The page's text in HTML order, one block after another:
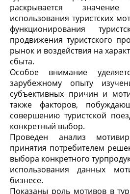
раскрывается
использования туристских
функционирования
продвижения туристского
рынок и воздействия на
сбыта.
Особое внимание
зарубежному опыту
субъективных причин и
также факторов,
совершению туристской
конкретный выбор.
Проведен анализ
принятия потребителем
выбора конкретного
использования данных
бизнесе.
Показаны роль мотивов в